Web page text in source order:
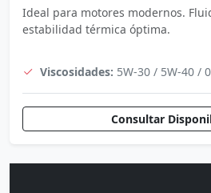
Ideal para motores modernos.
estabilidad térmica óptima.
Viscosidades: 5W-30 / 5W-40 /
Consultar